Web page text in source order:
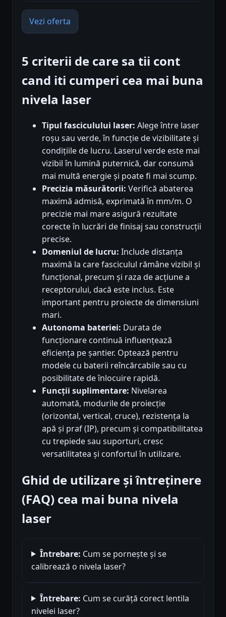
Vezi oferta
5 criterii de care sa tii cont
cand iti cumperi cea mai buna
nivela laser
Tipul fasciculului laser: Alege între laser
roșu sau verde, în funcție de vizibilitate și
condițiile de lucru. Laserul verde este mai
vizibil în lumină puternică, dar consumă
mai multă energie și poate fi mai scump.
Precizia măsurătorii: Verifică abaterea
maximă admisă, exprimată în mm/m. O
precizie mai mare asigură rezultate
corecte în lucrări de finisaj sau construcții
precise.
Domeniul de lucru: Include distanța
maximă la care fasciculul rămâne vizibil și
funcțional, precum și raza de acțiune a
receptorului, dacă este inclus. Este
important pentru proiecte de dimensiuni
mari.
Autonoma bateriei: Durata de
funcționare continuă influențează
eficiența pe șantier. Optează pentru
modele cu baterii reîncărcabile sau cu
posibilitate de înlocuire rapidă.
Funcții suplimentare: Nivelarea
automată, modurile de proiecție
(orizontal, vertical, cruce), rezistența la
apă și praf (IP), precum și compatibilitatea
cu trepiede sau suporturi, cresc
versatilitatea și confortul în utilizare.
Ghid de utilizare și întreținere
(FAQ) cea mai buna nivela
laser
Întrebare: Cum se pornește și se
calibrează o nivela laser?
Întrebare: Cum se curăță corect lentila
nivelei laser?